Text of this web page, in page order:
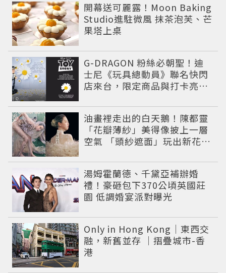
開幕送可麗露！Moon Baking
Studio進駐微風 抹茶泡芙、芒
果塔上桌
G-DRAGON 粉絲必朝聖！迪
士尼《玩具總動員》聯名快閃
店來台，限定商品與打卡亮點
油畫裡走出的白天鵝！陳都靈
「花瓣薄紗」美得像披上一層
空氣 「頭紗遮面」玩出新花樣
湯姆霍蘭德、千黛亞補辦婚
禮！豪砸包下370公頃英國莊
園 低調婚宴派對曝光
Only in Hong Kong｜東西交
融，新舊並存 ｜摺疊城市-香
港